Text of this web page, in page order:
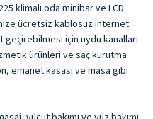
klimalı oda minibar ve LCD
ücretsiz kablosuz internet
için uydu kanalları
ürünleri ve saç kurutma
emanet kasası ve masa gibi